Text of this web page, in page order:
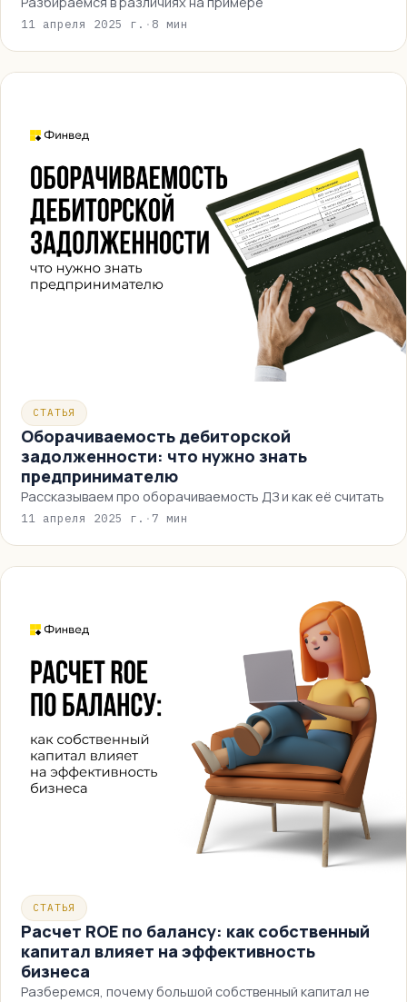
11 апреля 2025 г. · 8 мин
СТАТЬЯ
Оборачиваемость дебиторской
задолженности: что нужно знать
предпринимателю
Рассказываем про оборачиваемость ДЗ и как её считать
11 апреля 2025 г. · 7 мин
СТАТЬЯ
Расчет ROE по балансу: как собственный
капитал влияет на эффективность
бизнеса
Разберемся, почему большой собственный капитал не